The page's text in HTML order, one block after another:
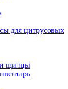
для цитрусовых
щипцы